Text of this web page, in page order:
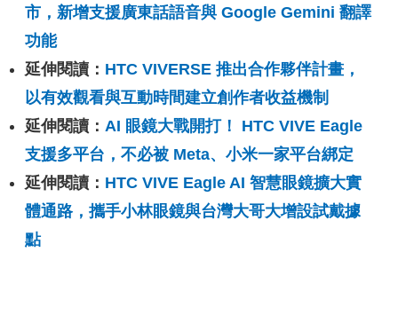
市，新增支援廣東話語音與 Google Gemini 翻譯
功能
延伸閱讀： HTC VIVERSE 推出合作夥伴計畫，
以有效觀看與互動時間建立創作者收益機制
延伸閱讀： AI 眼鏡大戰開打！ HTC VIVE Eagle
支援多平台，不必被 Meta、小米一家平台綁定
延伸閱讀： HTC VIVE Eagle AI 智慧眼鏡擴大實
體通路，攜手小林眼鏡與台灣大哥大增設試戴據
點